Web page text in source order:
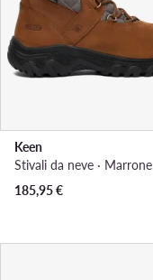
Keen
Stivali da neve · Marrone
185,95€